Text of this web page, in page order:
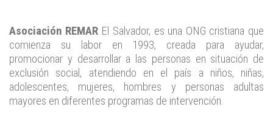
Asociación REMAREl Salvador, es una ONG cristiana que
comienza su labor en 1993, creada para ayudar,
promocionar y desarrollar a las personas en situación de
exclusión social, atendiendo en el país a niños, niñas,
adolescentes, mujeres, hombres y personas adultas
mayores en diferentes programas de intervención.